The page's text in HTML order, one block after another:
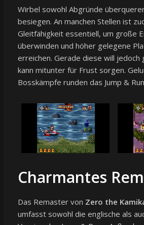
Wirbel sowohl Abgründe
besiegen. An manchen Stellen ist
Gleitfähigkeit essentiell, um große
überwinden und höher gelegene
erreichen. Gerade diese will jedoch
kann mitunter für Frust sorgen.
Bosskämpfe runden das Jump &
Charmantes
Das Remaster von Zero the
umfasst sowohl die englische als